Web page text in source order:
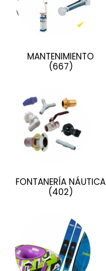
MANTENIMIENTO
(667)
FONTANERÍA NÁUTICA
(402)